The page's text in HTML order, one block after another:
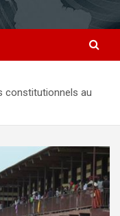
constitutionnels au